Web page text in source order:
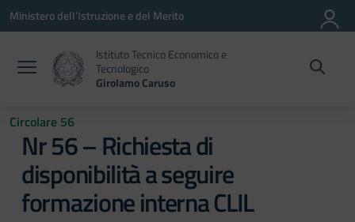
Vai ai contenuti
Vai al menu di navigazione
Vai al footer
Ministero dell'Istruzione e del Merito
Istituto Tecnico Economico e
Tecnologico
Girolamo Caruso
Circolare 56
Nr 56 – Richiesta di
disponibilità a seguire
formazione interna CLIL